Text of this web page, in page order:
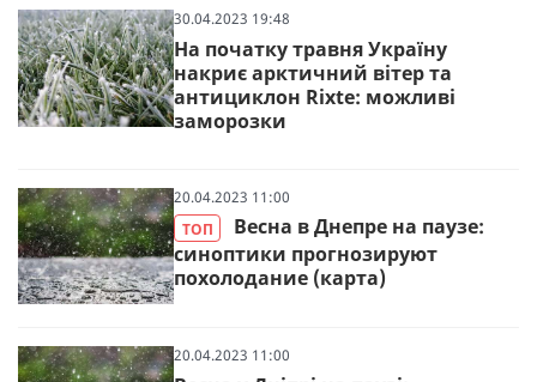
30.04.2023 19:48
На початку травня Україну
накриє арктичний вітер та
антициклон Rixte: можливі
заморозки
20.04.2023 11:00
ТОП
Весна в Днепре на паузе:
синоптики прогнозируют
похолодание (карта)
20.04.2023 11:00